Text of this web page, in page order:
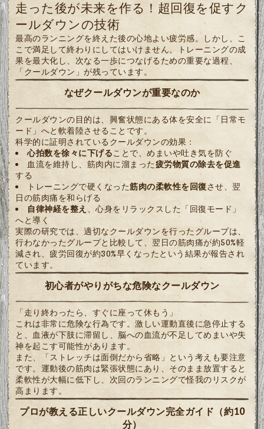
走った後が未来を作る！超回復を促すク
ールダウンの技術
最高のランニングを終えた後の心地よい疲労感。しかし、こ
こで満足して終わりにしてはいけません。トレーニングの成
果を最大化し、次なる一歩につなげるための重要な過程、
「クールダウン」が残っています。
なぜクールダウンが重要なのか
クールダウンの目的は、興奮状態にある体を安全に「日常モ
ード」へと軟着陸させることです。
科学的に証明されているクールダウンの効果：
心拍数を徐々に下げることで、めまいや吐き気を防ぐ
血流を維持し、筋肉内に溜まった疲労物質の除去を促進
する
トレーニングで硬くなった筋肉の柔軟性を回復させ、翌
日の筋肉痛を和らげる
自律神経を整え
、心身をリラックスした「回復モード」
へと導く
実際の研究では、適切なクールダウンを行ったグループは、
行わなかったグループと比較して、翌日の筋肉痛が約50%軽
減され、疲労回復が約30%早くなったという結果が報告され
ています。
初心者がやりがちな危険なクールダウン
「走り終わったら、すぐに座って休もう」
これは非常に危険な行為です。激しい運動直後に急停止する
と、血液が下肢に滞留し、脳への血流が不足してめまいや失
神を起こす可能性があります。
また、「ストレッチは面倒だから省略」という考えも要注意
です。運動後の筋肉は緊張状態にあり、そのまま放置すると
柔軟性が大幅に低下し、次回のランニングで怪我のリスクが
高まります。
プロが教える正しいクールダウン完全ガイド（約10
分）